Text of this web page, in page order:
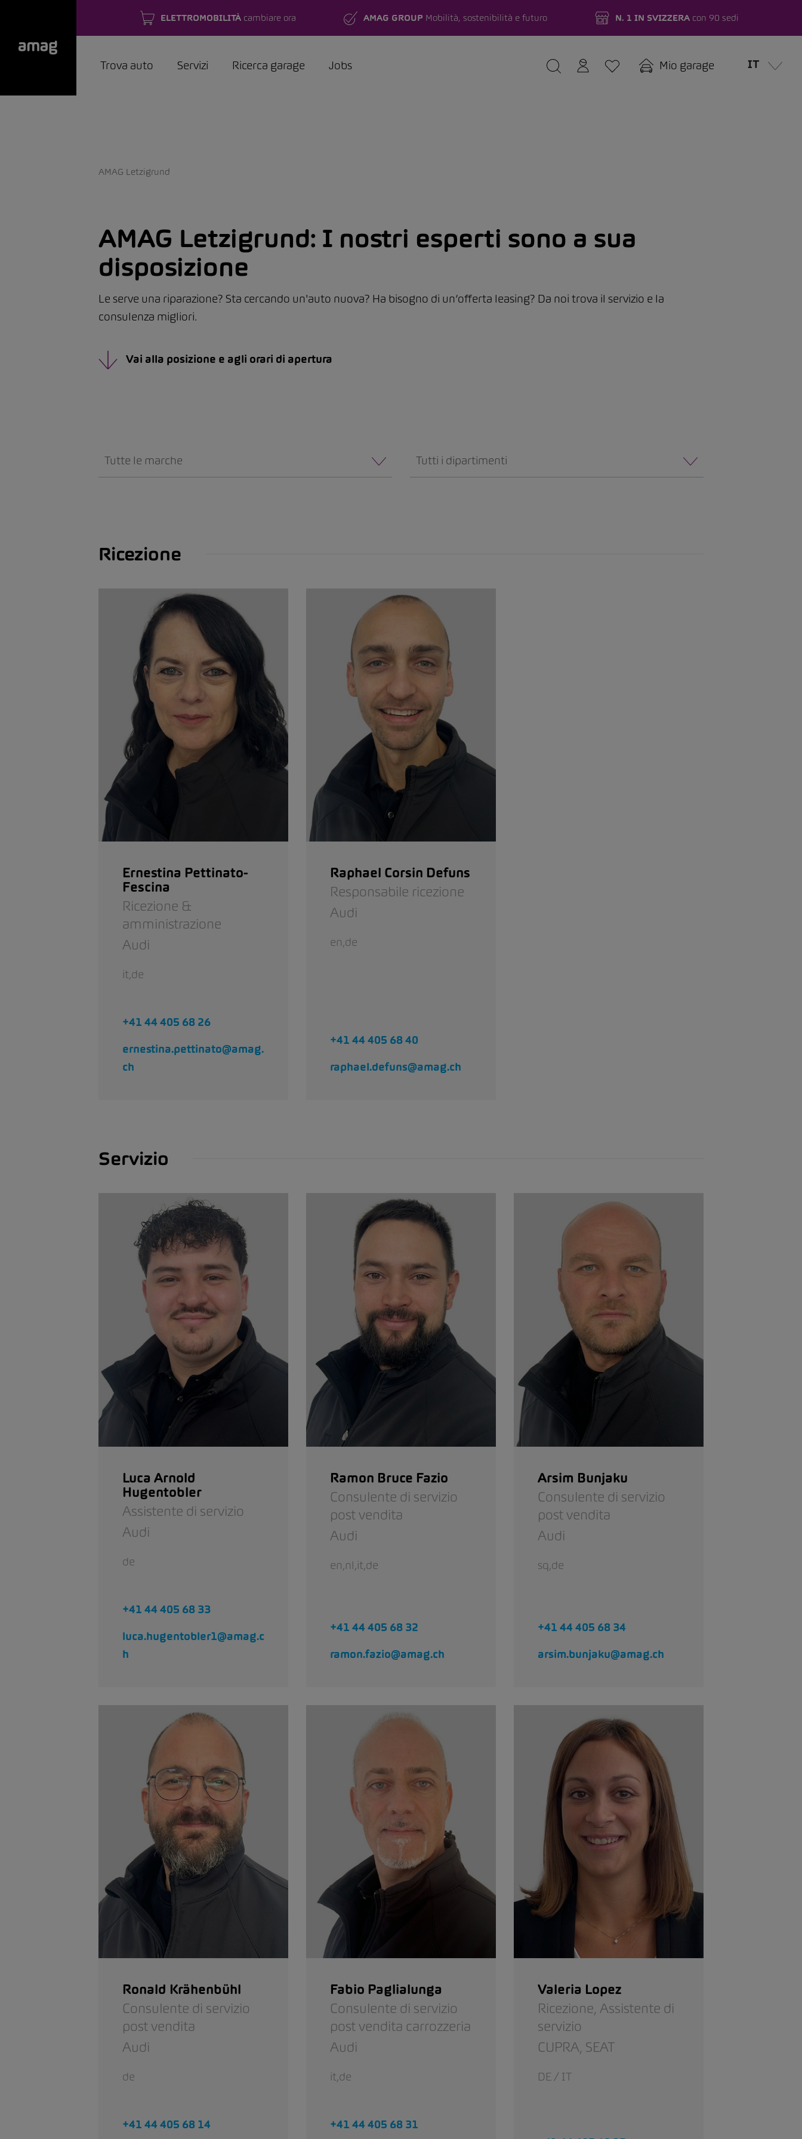
ELETTROMOBILITÀcambiare ora AMAG GROUP Mobilità, sostenibilità e futuro N. 1 IN SVIZZERAcon 90 sedi
Trova auto Servizi Ricerca garage Jobs Mio garage IT
AMAG Letzigrund
AMAG Letzigrund: I nostri esperti sono a sua
disposizione
Le serve una riparazione? Sta cercando un'auto nuova? Ha bisogno di un’offerta leasing? Da noi trova il servizio e la
consulenza migliori.
Vai alla posizione e agli orari di apertura
Tutte le marche Tutti i dipartimenti
Ricezione
Ernestina Pettinato-
Fescina
Ricezione &
amministrazione
Audi
it,de
+41 44 405 68 26
ernestina.pettinato@amag.
ch
Raphael Corsin Defuns
Responsabile ricezione
Audi
en,de
+41 44 405 68 40
raphael.defuns@amag.ch
Servizio
Luca Arnold
Hugentobler
Assistente di servizio
Audi
de
+41 44 405 68 33
luca.hugentobler1@amag.c
h
Ramon Bruce Fazio
Consulente di servizio
post vendita
Audi
en,nl,it,de
+41 44 405 68 32
ramon.fazio@amag.ch
Arsim Bunjaku
Consulente di servizio
post vendita
Audi
sq,de
+41 44 405 68 34
arsim.bunjaku@amag.ch
Ronald Krähenbühl
Consulente di servizio
post vendita
Audi
de
+41 44 405 68 14
Fabio Paglialunga
Consulente di servizio
post vendita carrozzeria
Audi
it,de
+41 44 405 68 31
Valeria Lopez
Ricezione, Assistente di
servizio
CUPRA, SEAT
DE / IT